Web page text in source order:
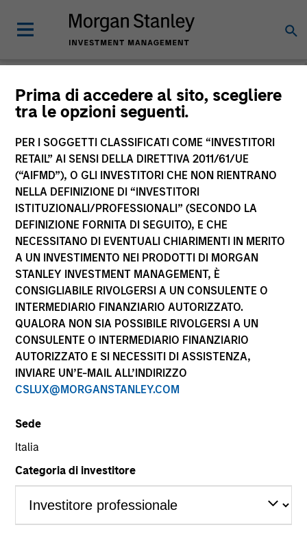
Prima di accedere al sito, scegliere
tra le opzioni seguenti.
PER I SOGGETTI CLASSIFICATI COME “INVESTITORI
RETAIL” AI SENSI DELLA DIRETTIVA 2011/61/UE
(“AIFMD”), O GLI INVESTITORI CHE NON RIENTRANO
NELLA DEFINIZIONE DI “INVESTITORI
ISTITUZIONALI/PROFESSIONALI” (SECONDO LA
DEFINIZIONE FORNITA DI SEGUITO), E CHE
NECESSITANO DI EVENTUALI CHIARIMENTI IN MERITO
A UN INVESTIMENTO NEI PRODOTTI DI MORGAN
STANLEY INVESTMENT MANAGEMENT, È
CONSIGLIABILE RIVOLGERSI A UN CONSULENTE O
INTERMEDIARIO FINANZIARIO AUTORIZZATO.
QUALORA NON SIA POSSIBILE RIVOLGERSI A UN
CONSULENTE O INTERMEDIARIO FINANZIARIO
AUTORIZZATO E SI NECESSITI DI ASSISTENZA,
INVIARE UN’E-MAIL ALL’INDIRIZZO
CSLUX@MORGANSTANLEY.COM
Sede
Italia
Categoria di investitore
Morgan Stanley
Investment Funds
La presente comunicazione ha carattere promozionale.
La performance passata non è un indicatore affidabile dei
risultati futuri. I rendimenti possono aumentare o diminuire
per effetto delle oscillazioni valutarie. Tutti i dati di
performance sono calcolati in base al valore del
patrimonio netto (NAV), al netto delle spese, e non
comprendono le commissioni e gli oneri relativi
all’emissione e al rimborso delle quote. Tutti i dati relativi
alle performance e agli indici sono tratti da Morgan
Stanley Investment Management.
Rendimenti nell’anno solare.
*Devise de référence du fonds